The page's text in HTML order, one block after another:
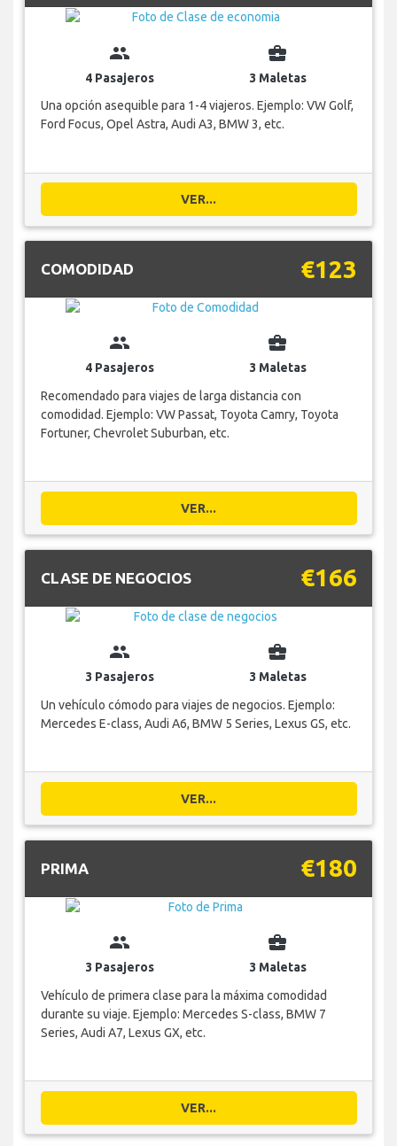
group
4 Pasajeros
business_center
3 Maletas
Una opción asequible para 1-4 viajeros. Ejemplo: VW Golf,
Ford Focus, Opel Astra, Audi A3, BMW 3, etc.
VER...
COMODIDAD €123
group
4 Pasajeros
business_center
3 Maletas
Recomendado para viajes de larga distancia con
comodidad. Ejemplo: VW Passat, Toyota Camry, Toyota
Fortuner, Chevrolet Suburban, etc.
VER...
CLASE DE NEGOCIOS €166
group
3 Pasajeros
business_center
3 Maletas
Un vehículo cómodo para viajes de negocios. Ejemplo:
Mercedes E-class, Audi A6, BMW 5 Series, Lexus GS, etc.
VER...
PRIMA €180
group
3 Pasajeros
business_center
3 Maletas
Vehículo de primera clase para la máxima comodidad
durante su viaje. Ejemplo: Mercedes S-class, BMW 7
Series, Audi A7, Lexus GX, etc.
VER...